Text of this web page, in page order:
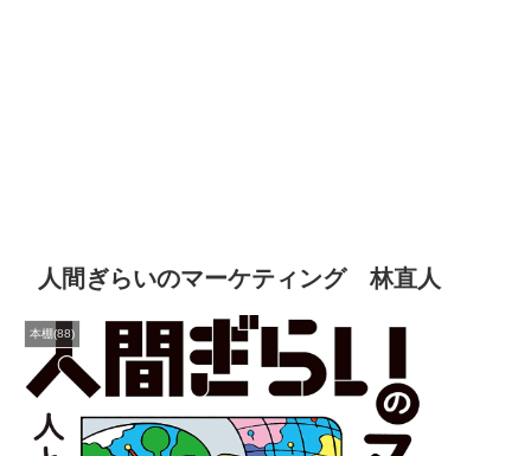
人間ぎらいのマーケティング 林直人
本棚(88)